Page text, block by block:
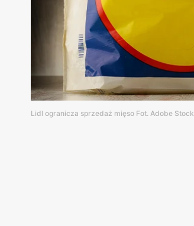
Lidl ogranicza sprzedaż mięso Fot. Adobe Stock